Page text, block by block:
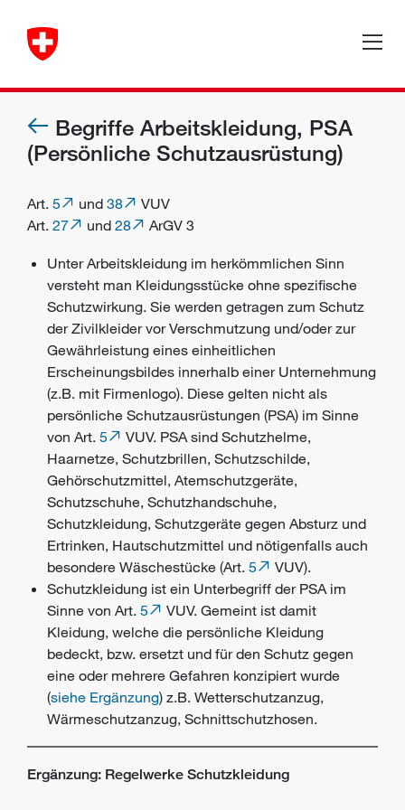
Begriffe Arbeitskleidung, PSA
(Persönliche Schutzausrüstung)
Art. 5 und 38
VUV
Art. 27 und 28 ArGV 3
Unter Arbeitskleidung im herkömmlichen Sinn
versteht man Kleidungsstücke ohne spezifische
Schutzwirkung. Sie werden getragen zum Schutz
der Zivilkleider vor Verschmutzung und/oder zur
Gewährleistung eines einheitlichen
Erscheinungsbildes innerhalb einer Unternehmung
(z.B. mit Firmenlogo). Diese gelten nicht als
persönliche Schutzausrüstungen (PSA) im Sinne
von Art. 5
VUV. PSA sind Schutzhelme,
Haarnetze, Schutzbrillen, Schutzschilde,
Gehörschutzmittel, Atemschutzgeräte,
Schutzschuhe, Schutzhandschuhe,
Schutzkleidung, Schutzgeräte gegen Absturz und
Ertrinken, Hautschutzmittel und nötigenfalls auch
besondere Wäschestücke (Art. 5
VUV).
Schutzkleidung ist ein Unterbegriff der PSA im
Sinne von Art. 5
VUV. Gemeint ist damit
Kleidung, welche die persönliche Kleidung
bedeckt, bzw. ersetzt und für den Schutz gegen
eine oder mehrere Gefahren konzipiert wurde
(siehe Ergänzung) z.B. Wetterschutzanzug,
Wärmeschutzanzug, Schnittschutzhosen.
Ergänzung: Regelwerke Schutzkleidung